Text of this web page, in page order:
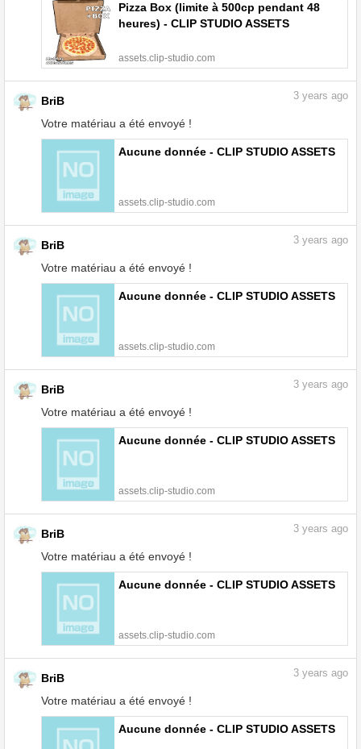
Pizza Box (limite à 500cp pendant 48
heures) - CLIP STUDIO ASSETS
assets.clip-studio.com
BriB
Votre matériau a été envoyé !
3 years ago
Aucune donnée - CLIP STUDIO ASSETS
assets.clip-studio.com
BriB
Votre matériau a été envoyé !
3 years ago
Aucune donnée - CLIP STUDIO ASSETS
assets.clip-studio.com
BriB
Votre matériau a été envoyé !
3 years ago
Aucune donnée - CLIP STUDIO ASSETS
assets.clip-studio.com
BriB
Votre matériau a été envoyé !
3 years ago
Aucune donnée - CLIP STUDIO ASSETS
assets.clip-studio.com
BriB
Votre matériau a été envoyé !
3 years ago
Aucune donnée - CLIP STUDIO ASSETS